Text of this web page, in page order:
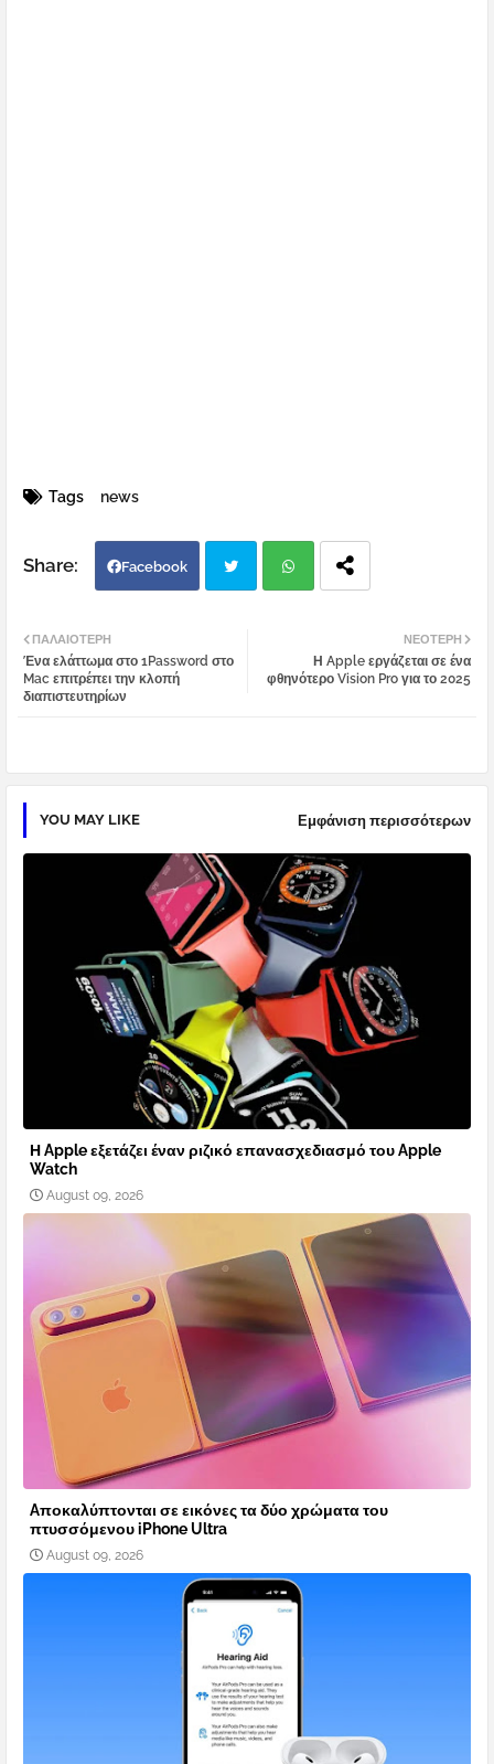
Tags news
Facebook
tter
ΝΕΌΤΕΡΗ
Η Apple εργάζεται σε ένα
φθηνότερο Vision Pro για το 2025
ΠΑΛΑΙΌΤΕΡΗ
Ένα ελάττωμα στο 1Password στο
Mac επιτρέπει την κλοπή
διαπιστευτηρίων
YOU MAY LIKE Εμφάνιση περισσότερων
Η Apple εξετάζει έναν ριζικό επανασχεδιασμό του Apple
Watch
August 09, 2026
Aποκαλύπτονται σε εικόνες τα δύο χρώματα του
πτυσσόμενου iPhone Ultra
August 09, 2026